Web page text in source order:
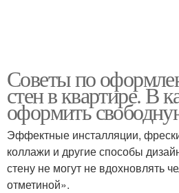
Советы по
стен в квартире. В
оформить
Эффектные инсталляции,
коллажи и другие способы
стену не могут не вдохновлять
отметиной».